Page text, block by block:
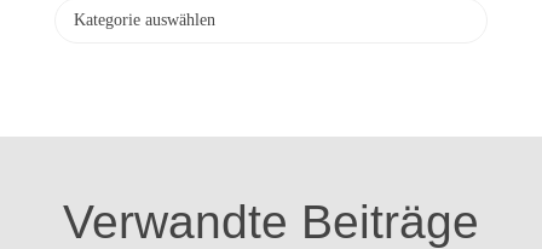
o
Verwandte Beiträge